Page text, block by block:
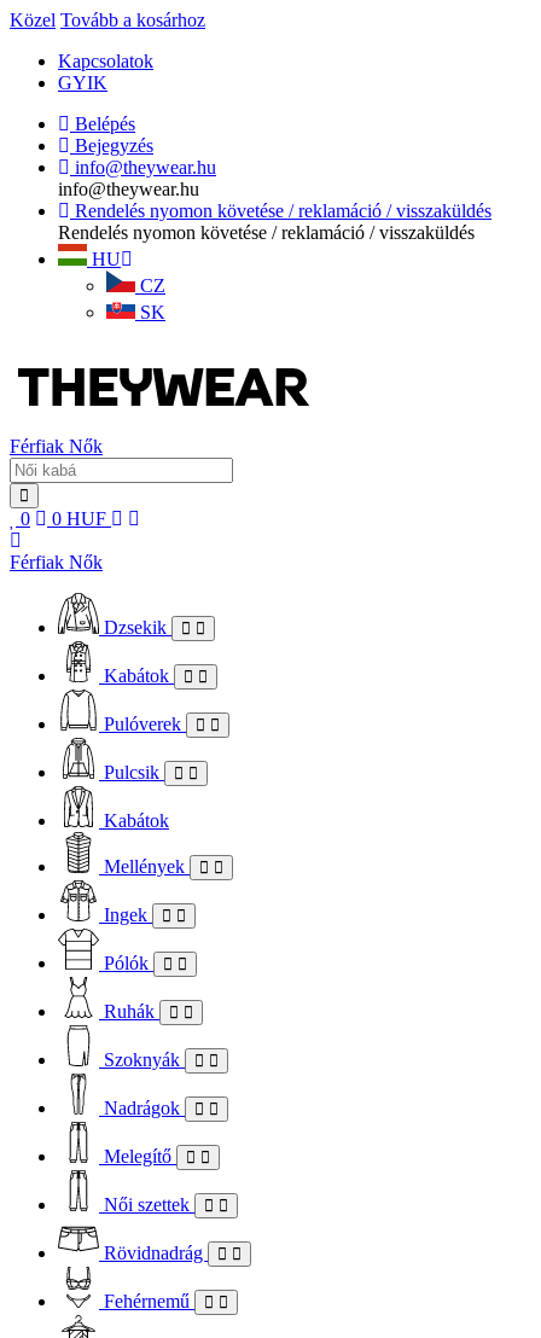
Közel Tovább a kosárhoz
Kapcsolatok
GYIK
Belépés
Bejegyzés
info@theywear.hu
info@theywear.hu
Rendelés nyomon követése / reklamáció / visszaküldés
Rendelés nyomon követése / reklamáció / visszaküldés
HU
CZ
SK
Férfiak Nők
0 0 HUF
Férfiak Nők
Dzsekik
Kabátok
Pulóverek
Pulcsik
Kabátok
Mellények
Ingek
Pólók
Ruhák
Szoknyák
Nadrágok
Melegítő
Női szettek
Rövidnadrág
Fehérnemű